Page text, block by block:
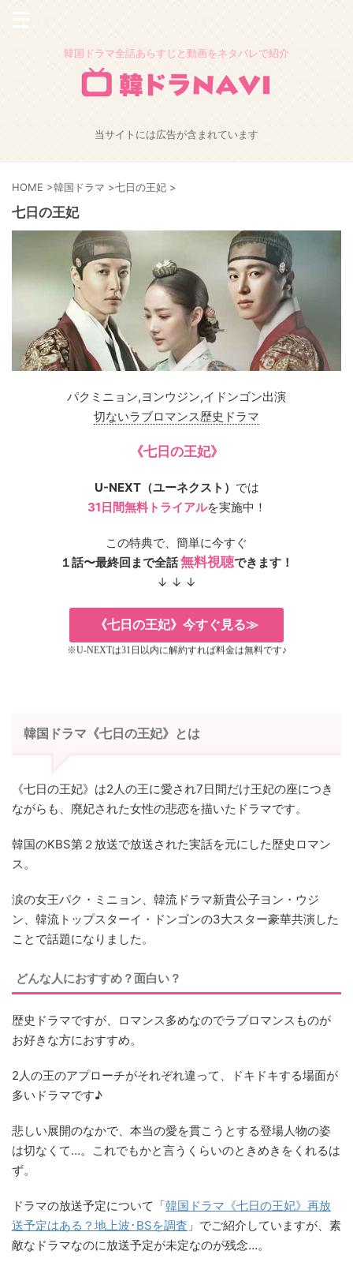
韓国ドラマ全話あらすじと動画をネタバレで紹介
当サイトには広告が含まれています
HOME >韓国ドラマ >七日の王妃 >
七日の王妃
パクミニョン,ヨンウジン,イドンゴン出演
切ないラブロマンス歴史ドラマ
《七日の王妃》
U-NEXT（ユーネクスト） では
31日間無料トライアルを実施中！
この特典で、簡単に今すぐ
１話〜最終回まで全話無料視聴できます！
↓ ↓ ↓
《七日の王妃》今すぐ見る≫
※U-NEXTは31日以内に解約すれば料金は無料です♪
韓国ドラマ《七日の王妃》とは
《七日の王妃》は2人の王に愛され7日間だけ王妃の座につき
ながらも、廃妃された女性の悲恋を描いたドラマです。
韓国のKBS第２放送で放送された実話を元にした歴史ロマン
ス。
涙の女王パク・ミニョン、韓流ドラマ新貴公子ヨン・ウジ
ン、韓流トップスターイ・ドンゴンの3大スター豪華共演した
ことで話題になりました。
どんな人におすすめ？面白い？
歴史ドラマですが、ロマンス多めなのでラブロマンスものが
お好きな方におすすめ。
2人の王のアプローチがそれぞれ違って、ドキドキする場面が
多いドラマです♪
悲しい展開のなかで、本当の愛を貫こうとする登場人物の姿
は切なくて…。これでもかと言うくらいのときめきをくれるは
ず。
ドラマの放送予定について「韓国ドラマ《七日の王妃》再放
送予定はある？地上波･BSを調査 」でご紹介していますが、素
敵なドラマなのに放送予定が未定なのが残念…。